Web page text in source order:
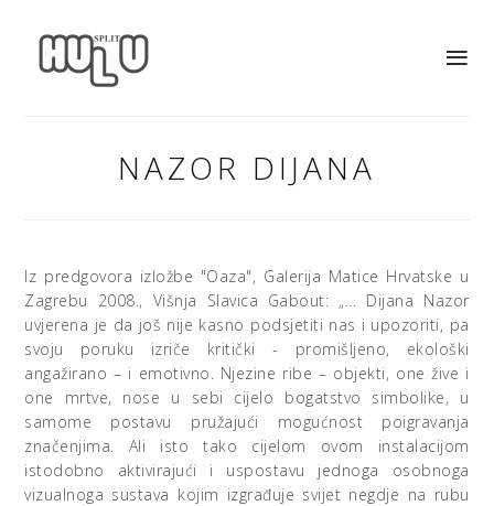
NAZOR DIJANA
Iz predgovora izložbe "Oaza", Galerija Matice Hrvatske u
Zagrebu 2008., Višnja Slavica Gabout: „… Dijana Nazor
uvjerena je da još nije kasno podsjetiti nas i upozoriti, pa
svoju poruku izriče kritički - promišljeno, ekološki
angažirano – i emotivno. Njezine ribe – objekti, one žive i
one mrtve, nose u sebi cijelo bogatstvo simbolike, u
samome postavu pružajući mogućnost poigravanja
značenjima. Ali isto tako cijelom ovom instalacijom
istodobno aktivirajući i uspostavu jednoga osobnoga
vizualnoga sustava kojim izgrađuje svijet negdje na rubu